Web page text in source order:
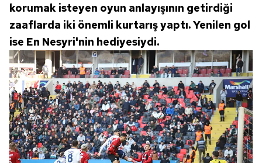
korumak isteyen oyun anlayışının getirdiği
zaaflarda iki önemli kurtarış yaptı. Yenilen gol
ise En Nesyri'nin hediyesiydi.